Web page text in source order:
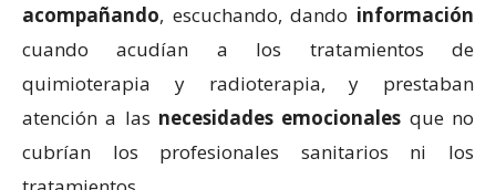
acompañando, escuchando, dando información
cuando acudían a los tratamientos de
quimioterapia y radioterapia, y prestaban
atención a las necesidades emocionales que no
cubrían los profesionales sanitarios ni los